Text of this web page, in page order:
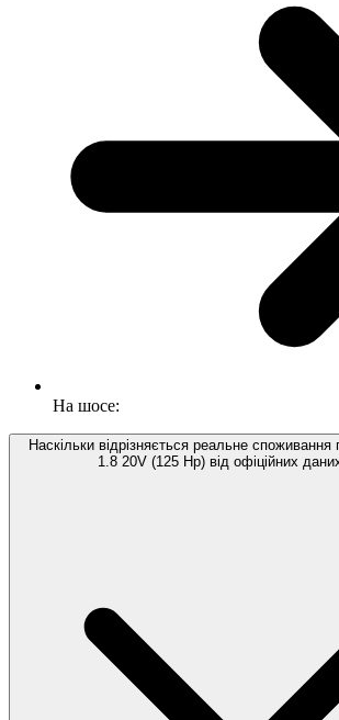
На шосе:
Наскільки відрізняється реальне
1.8 20V (125 Hp) від офіційних